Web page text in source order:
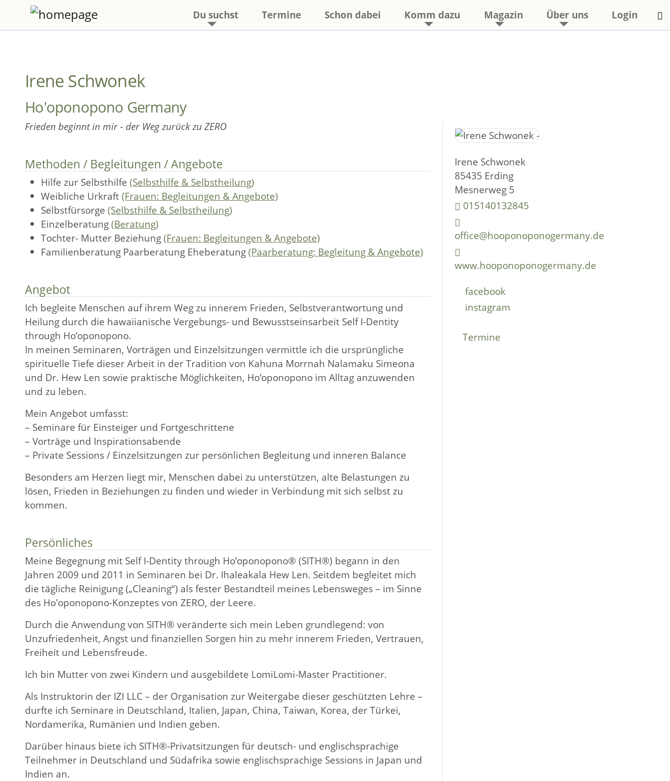
Du suchst Termine Schon dabei Komm dazu Magazin Über uns Login
Irene Schwonek
Ho'oponopono Germany
Frieden beginnt in mir - der Weg zurück zu ZERO
Methoden / Begleitungen / Angebote
Hilfe zur Selbsthilfe(Selbsthilfe & Selbstheilung)
Weibliche Urkraft(Frauen: Begleitungen & Angebote)
Selbstfürsorge(Selbsthilfe & Selbstheilung)
Einzelberatung(Beratung)
Tochter- Mutter Beziehung(Frauen: Begleitungen & Angebote)
Familienberatung Paarberatung Eheberatung(Paarberatung: Begleitung & Angebote)
Angebot
Ich begleite Menschen auf ihrem Weg zu innerem Frieden, Selbstverantwortung und
Heilung durch die hawaiianische Vergebungs- und Bewusstseinsarbeit Self I-Dentity
through Ho’oponopono.
In meinen Seminaren, Vorträgen und Einzelsitzungen vermittle ich die ursprüngliche
spirituelle Tiefe dieser Arbeit in der Tradition von Kahuna Morrnah Nalamaku Simeona
und Dr. Hew Len sowie praktische Möglichkeiten, Ho’oponopono im Alltag anzuwenden
und zu leben.
Mein Angebot umfasst:
– Seminare für Einsteiger und Fortgeschrittene
– Vorträge und Inspirationsabende
– Private Sessions / Einzelsitzungen zur persönlichen Begleitung und inneren Balance
Besonders am Herzen liegt mir, Menschen dabei zu unterstützen, alte Belastungen zu
lösen, Frieden in Beziehungen zu finden und wieder in Verbindung mit sich selbst zu
kommen.
Persönliches
Meine Begegnung mit Self I-Dentity through Ho’oponopono® (SITH®) begann in den
Jahren 2009 und 2011 in Seminaren bei Dr. Ihaleakala Hew Len. Seitdem begleitet mich
die tägliche Reinigung („Cleaning“) als fester Bestandteil meines Lebensweges – im Sinne
des Ho'oponopono-Konzeptes von ZERO, der Leere.
Durch die Anwendung von SITH® veränderte sich mein Leben grundlegend: von
Unzufriedenheit, Angst und finanziellen Sorgen hin zu mehr innerem Frieden, Vertrauen,
Freiheit und Lebensfreude.
Ich bin Mutter von zwei Kindern und ausgebildete LomiLomi-Master Practitioner.
Als Instruktorin der IZI LLC – der Organisation zur Weitergabe dieser geschützten Lehre –
durfte ich Seminare in Deutschland, Italien, Japan, China, Taiwan, Korea, der Türkei,
Nordamerika, Rumänien und Indien geben.
Darüber hinaus biete ich SITH®-Privatsitzungen für deutsch- und englischsprachige
Teilnehmer in Deutschland und Südafrika sowie englischsprachige Sessions in Japan und
Indien an.
Irene Schwonek
85435 Erding
Mesnerweg 5
015140132845
office@hooponoponogermany.de
www.hooponoponogermany.de
facebook
instagram
Termine